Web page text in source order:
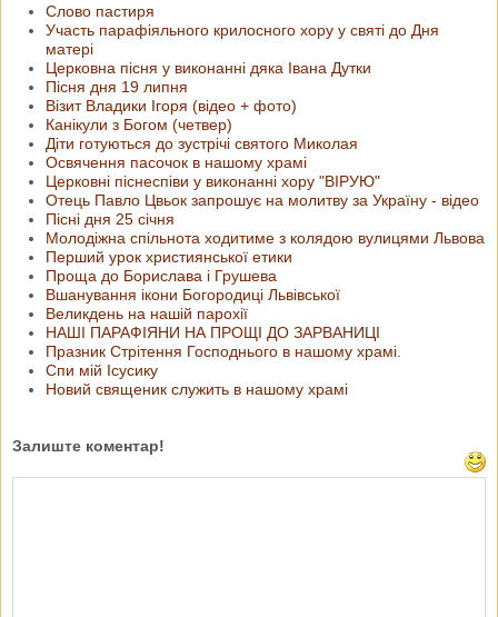
Слово пастиря
Участь парафіяльного крилосного хору у святі до Дня
матері
Церковна пісня у виконанні дяка Івана Дутки
Пісня дня 19 липня
Візит Владики Ігоря (відео + фото)
Канікули з Богом (четвер)
Діти готуються до зустрічі святого Миколая
Освячення пасочок в нашому храмі
Церковні піснеспіви у виконанні хору "ВІРУЮ"
Отець Павло Цвьок запрошує на молитву за Україну - відео
Пісні дня 25 січня
Молодіжна спільнота ходитиме з колядою вулицями Львова
Перший урок християнської етики
Проща до Борислава і Грушева
Вшанування ікони Богородиці Львівської
Великдень на нашій парохії
НАШІ ПАРАФІЯНИ НА ПРОЩІ ДО ЗАРВАНИЦІ
Празник Стрітення Господнього в нашому храмі.
Спи мій Ісусику
Новий священик служить в нашому храмі
Залиште коментар!